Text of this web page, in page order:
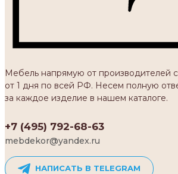
Мебель напрямую от производителей
от 1 дня по всей РФ. Несем полную
за каждое изделие в нашем каталоге.
+7 (495) 792-68-63
mebdekor@yandex.ru
НАПИСАТЬ В TELEGRAM